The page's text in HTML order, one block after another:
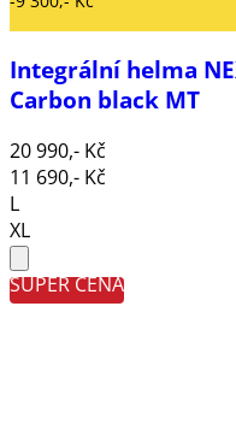
Integrální helma
Carbon black MT
20 990,- Kč
11 690,- Kč
L
XL
SUPER CENA